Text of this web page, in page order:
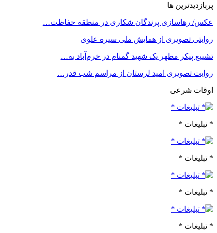
پربازدیدترین ها
عکس/ رهاسازی پرندگان شکاری در منطقه حفاظت…
روایتی تصویری از همایش ملی سیره علوی
تشییع پیکر مطهر یک شهید گمنام در خرم‌آباد به…
روایت تصویری امید لرستان از مراسم شب قدر…
اوقات شرعی
* تبلیغات *
* تبلیغات *
* تبلیغات *
* تبلیغات *